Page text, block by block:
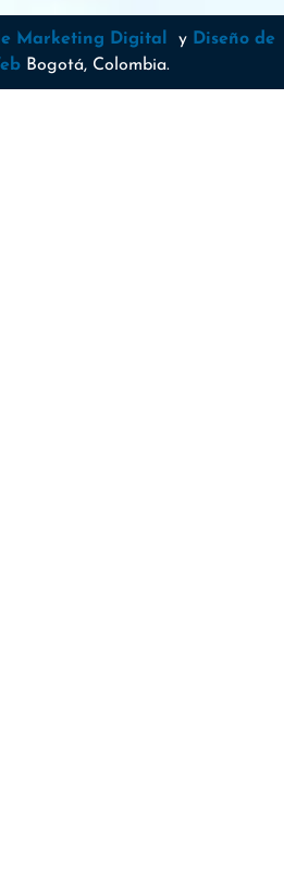
Marketing Digital y Diseño de
Bogotá, Colombia.